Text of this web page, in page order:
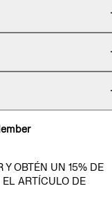
Y OBTÉN UN 15% DE
EL ARTÍCULO DE